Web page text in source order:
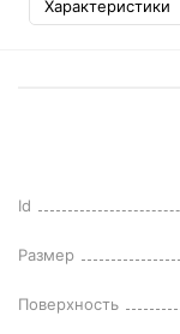
Характеристики
Id
Размер
Поверхность